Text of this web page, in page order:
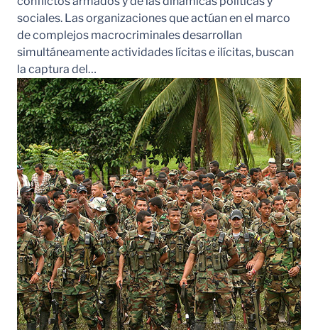
sociales. Las organizaciones que actúan en el marco
de complejos macrocriminales desarrollan
simultáneamente actividades lícitas e ilícitas, buscan
la captura del…